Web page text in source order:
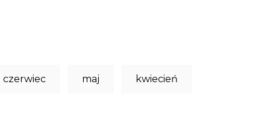
czerwiec maj kwiecień